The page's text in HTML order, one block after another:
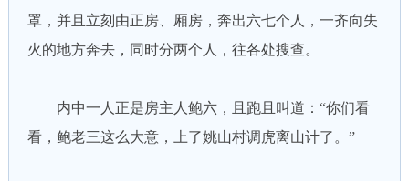
罩，并且立刻由正房、厢房，奔出六七个人，一齐向失
火的地方奔去，同时分两个人，往各处搜查。
内中一人正是房主人鲍六，且跑且叫道：“你们看
看，鲍老三这么大意，上了姚山村调虎离山计了。”